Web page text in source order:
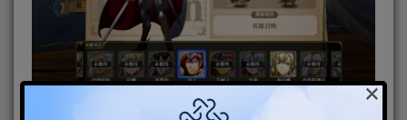
夢幻模擬戰角色分為多個稀有度
×